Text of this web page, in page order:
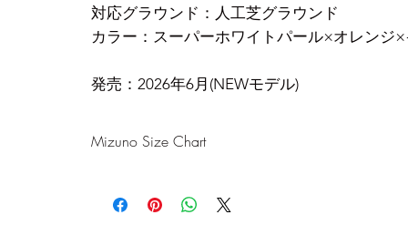
対応グラウンド：人工芝グラウンド
カラー：スーパーホワイトパール×オレンジ
発売：2026年6月(NEWモデル)
Mizuno Size Chart
US UK